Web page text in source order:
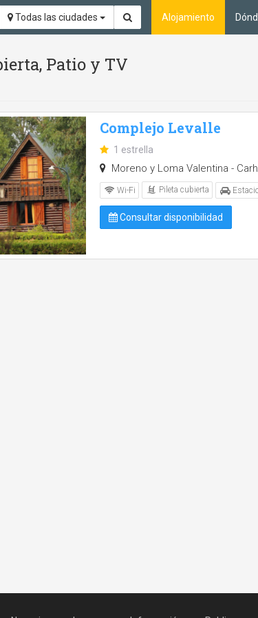
Todas las ciudades Alojamiento
Patio y TV
Complejo Levalle
1 estrella
Moreno y Loma Valentina -
Wi-Fi Pileta cubierta
Consultar disponibilidad